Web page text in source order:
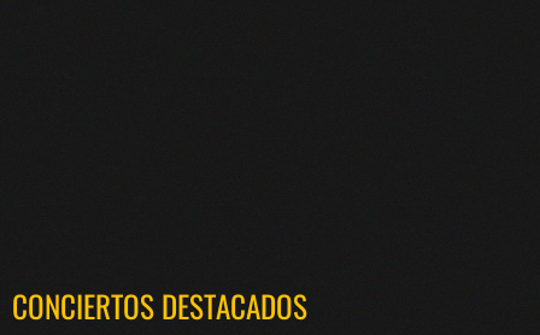
CONCIERTOS DESTACADOS